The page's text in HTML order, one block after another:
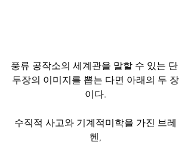
풍류 공작소의 세계관을 말할 수 있는 단
두장의 이미지를 뽑는 다면 아래의 두 장
이다.
수직적 사고와 기계적미학을 가진 브레
헨,